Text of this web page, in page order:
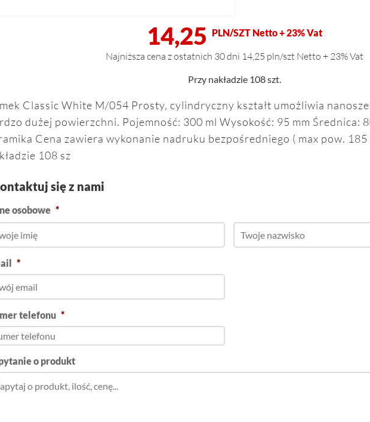
Przy nakładzie 108 szt.
14,25 PLN/SZT Netto + 23% Vat
Najniższa cena z ostatnich 30 dni 14,25 pln/szt Netto + 23% Vat
się z nami
osobowe *
*
telefonu *
o produkt
Classic White M/054 Prosty, cylindryczny kształt umożliwia
dużej powierzchni. Pojemność: 300 ml Wysokość: 95 mm Średnica:
Cena zawiera wykonanie nadruku bezpośredniego ( max pow.
108 sz